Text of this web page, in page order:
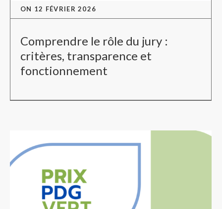
ON 12 FÉVRIER 2026
Comprendre le rôle du jury :
critères, transparence et
fonctionnement